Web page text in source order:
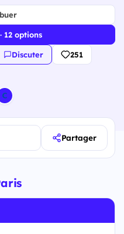
12 options
Discuter 251
Partager